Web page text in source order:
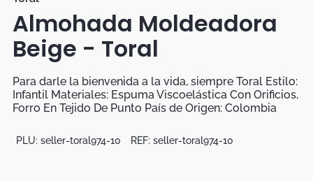
Almohada Moldeadora
Beige - Toral
Para darle la bienvenida a la vida, siempre Toral Estilo:
Infantil Materiales: Espuma Viscoelástica Con Orificios,
Forro En Tejido De Punto País de Origen: Colombia
PLU: seller-toral974-10 REF: seller-toral974-10
Duvet
Botas